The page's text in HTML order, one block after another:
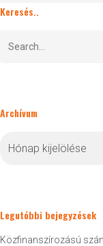
Keresés..
Archívum
Legutóbbi bejegyzések
Közfinanszírozású